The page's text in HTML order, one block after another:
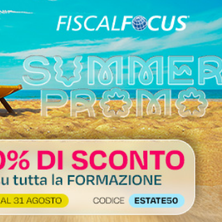
Informa+ Agricoltura Revisione
Biennale, cause
criticità del
e STP